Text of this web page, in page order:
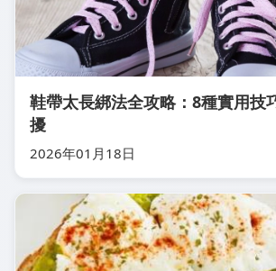
鞋帶太長綁法全攻略：8種實用技
擾
2026年01月18日